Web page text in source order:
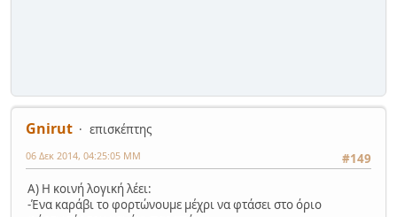
Gnirut
επισκέπτης
#149
06 Δεκ 2014, 04:25:05 ΜΜ
A) Η κοινή λογική λέει:
-Ένα καράβι το φορτώνουμε μέχρι να φτάσει στο όριο